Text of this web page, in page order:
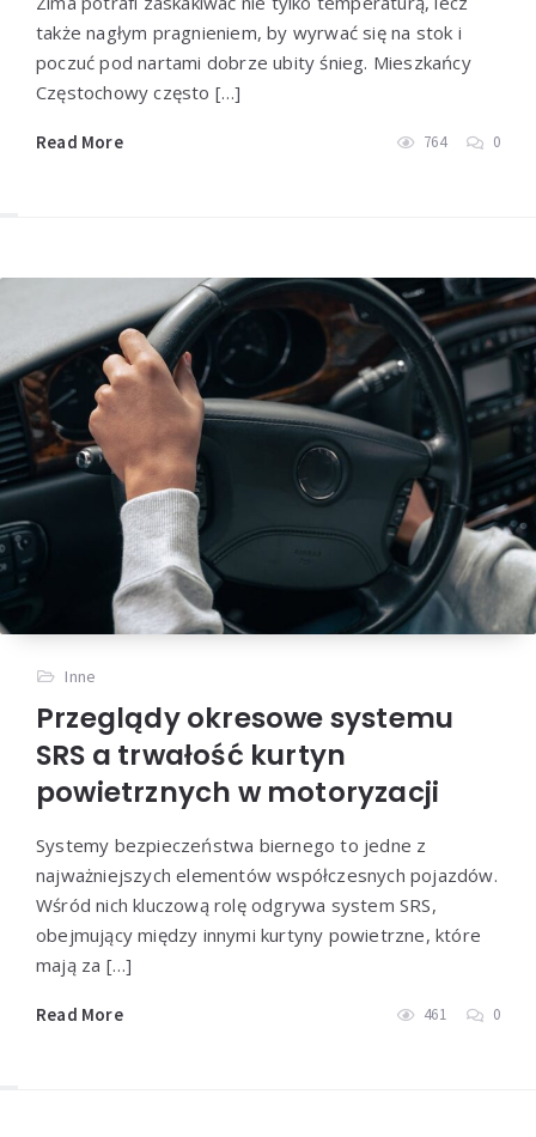
Przeczytaj więcej
Jak rozpoznać oryginalną
odzież rajdową i F1?
Przeczytaj więcej
także nagłym pragnieniem, by wyrwać się na stok i
poczuć pod nartami dobrze ubity śnieg. Mieszkańcy
Częstochowy często […]
Read More 764 0
Inne
Przeglądy okresowe systemu
SRS a trwałość kurtyn
powietrznych w motoryzacji
Systemy bezpieczeństwa biernego to jedne z
najważniejszych elementów współczesnych pojazdów.
Wśród nich kluczową rolę odgrywa system SRS,
obejmujący między innymi kurtyny powietrzne, które
mają za […]
Read More 461 0